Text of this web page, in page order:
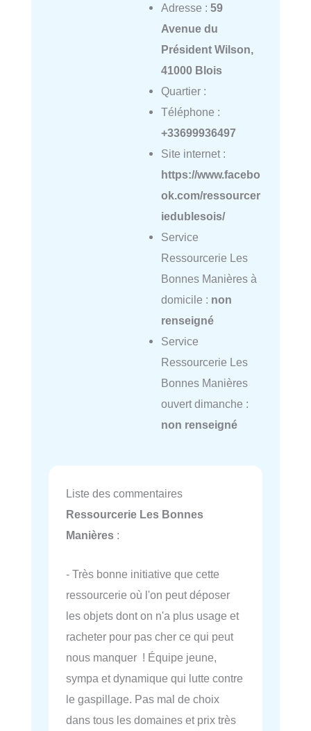
Adresse : 59
Avenue du
Président Wilson,
41000 Blois
Quartier :
Téléphone :
+33699936497
Site internet :
https://www.facebo
ok.com/ressourcer
iedublesois/
Service
Ressourcerie Les
Bonnes Manières à
domicile : non
renseigné
Service
Ressourcerie Les
Bonnes Manières
ouvert dimanche :
non renseigné
Liste des commentaires
Ressourcerie Les Bonnes
Manières :
- Très bonne initiative que cette
ressourcerie où l'on peut déposer
les objets dont on n'a plus usage et
racheter pour pas cher ce qui peut
nous manquer ! Équipe jeune,
sympa et dynamique qui lutte contre
le gaspillage. Pas mal de choix
dans tous les domaines et prix très